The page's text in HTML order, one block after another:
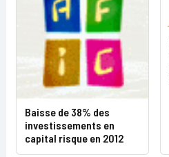
Baisse de 38% des
investissements en
capital risque en 2012